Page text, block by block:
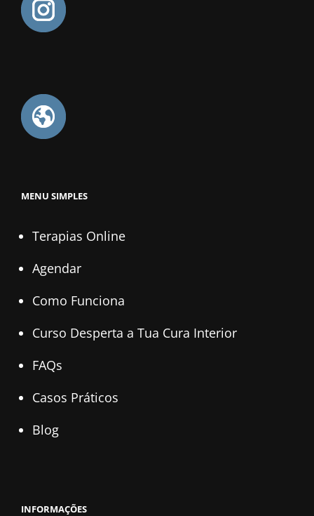
MENU SIMPLES
Terapias Online
Agendar
Como Funciona
Curso Desperta a Tua Cura Interior
FAQs
Casos Práticos
Blog
INFORMAÇÕES